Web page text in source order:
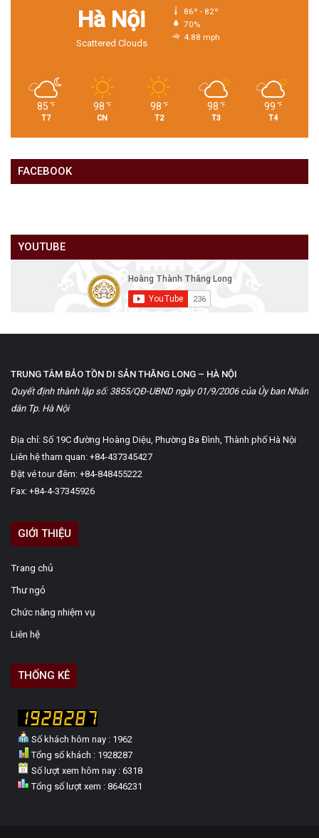
Hà Nội
Scattered Clouds
86º - 82º
70%
4.88 mph
85 ℉
T7
98 ℉
CN
98 ℉
T2
98 ℉
T3
99 ℉
T4
FACEBOOK
YOUTUBE
TRUNG TÂM BẢO TỒN DI SẢN THĂNG LONG – HÀ NỘI
Quyết định thành lập số: 3855/QĐ-UBND ngày 01/9/2006 của Ủy ban Nhân
dân Tp. Hà Nội
Địa chỉ: Số 19C đường Hoàng Diệu, Phường Ba Đình, Thành phố Hà Nội
Liên hệ tham quan: +84-437345427
Đặt vé tour đêm: +84-848455222
Fax: +84-4-37345926
GIỚI THIỆU
Trang chủ
Thư ngỏ
Chức năng nhiệm vụ
Liên hệ
THỐNG KÊ
Số khách hôm nay : 1962
Tổng số khách : 1928287
Số lượt xem hôm nay : 6318
Tổng số lượt xem : 8646231